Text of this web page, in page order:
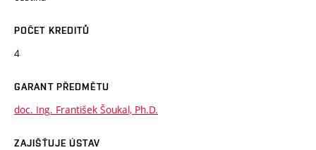
POČET KREDITŮ
4
GARANT PŘEDMĚTU
doc. Ing. František Šoukal, Ph.D.
ZAJIŠŤUJE ÚSTAV